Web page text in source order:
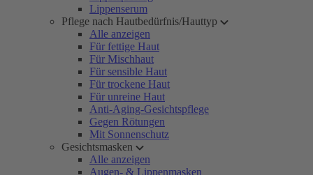
Lippenserum
Pflege nach Hautbedürfnis/Hauttyp
Alle anzeigen
Für fettige Haut
Für Mischhaut
Für sensible Haut
Für trockene Haut
Für unreine Haut
Anti-Aging-Gesichtspflege
Gegen Rötungen
Mit Sonnenschutz
Gesichtsmasken
Alle anzeigen
Augen- & Lippenmasken